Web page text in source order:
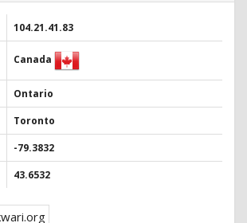
104.21.41.83
Canada
Ontario
Toronto
-79.3832
43.6532